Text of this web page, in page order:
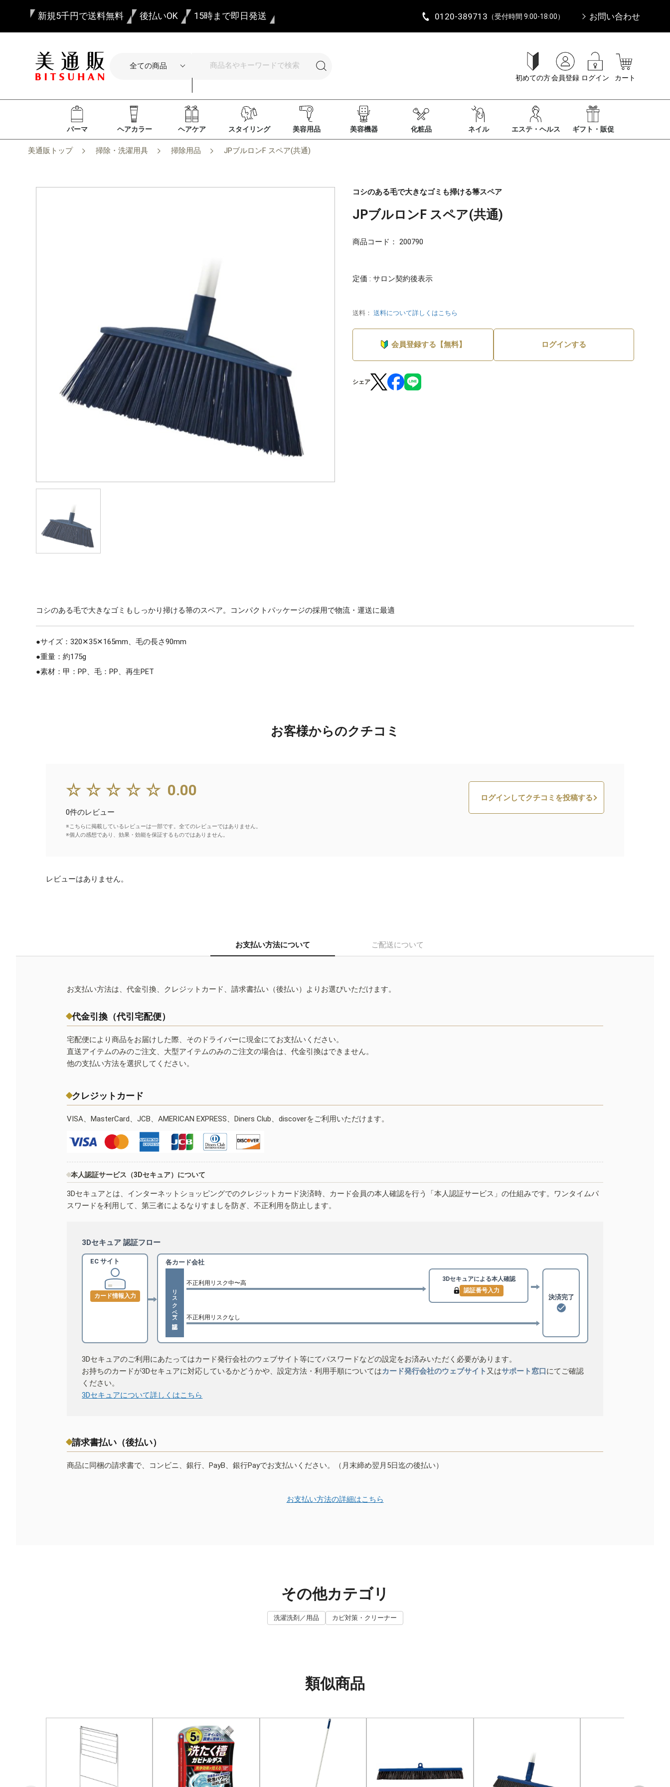
新規5千円で送料無料 後払いOK 15時まで即日発送 0120-389713 （受付時間 9:00-18:00） お問い合わせ
初めての方会員登録 ログイン カート
パーマ ヘアカラー ヘアケア スタイリング 美容用品 美容機器 化粧品 ネイル エステ・ヘルス ギフト・販促
美通販トップ 掃除・洗濯用具 掃除用品 JPブルロンF スペア(共通)
コシのある毛で大きなゴミも掃ける箒スペア
JPブルロンF スペア(共通)
商品コード： 200790
定価 : サロン契約後表示
送料： 送料について詳しくはこちら
会員登録する【無料】 ログインする
シェア
コシのある毛で大きなゴミもしっかり掃ける箒のスペア。コンパクトパッケージの採用で物流・運送に最適
●サイズ：320✕35✕165mm、毛の長さ90mm
●重量：約175g
●素材：甲：PP、毛：PP、再生PET
お客様からのクチコミ
☆☆☆☆☆ 0.00
0件のレビュー
※こちらに掲載しているレビューは一部です。全てのレビューではありません。
※個人の感想であり、効果・効能を保証するものではありません。
ログインしてクチコミを投稿する
レビューはありません。
お支払い方法について ご配送について
お支払い方法は、代金引換、クレジットカード、請求書払い（後払い）よりお選びいただけます。
代金引換（代引宅配便）
宅配便により商品をお届けした際、そのドライバーに現金にてお支払いください。
直送アイテムのみのご注文、大型アイテムのみのご注文の場合は、代金引換はできません。
他の支払い方法を選択してください。
クレジットカード
VISA、MasterCard、JCB、AMERICAN EXPRESS、Diners Club、discoverをご利用いただけます。
本人認証サービス（3Dセキュア）について
3Dセキュアとは、インターネットショッピングでのクレジットカード決済時、カード会員の本人確認を行う「本人認証サービス」の仕組みです。ワンタイムパ
スワードを利用して、第三者によるなりすましを防ぎ、不正利用を防止します。
3Dセキュア 認証フロー
EC サイト
カード情報入力
各カード会社
リスクベース認証
不正利用リスク中〜高
3Dセキュアによる本人確認
認証番号入力
不正利用リスクなし
決済完了
3Dセキュアのご利用にあたってはカード発行会社のウェブサイト等にてパスワードなどの設定をお済みいただく必要があります。
お持ちのカードが3Dセキュアに対応しているかどうかや、設定方法・利用手順についてはカード発行会社のウェブサイト 又はサポート窓口にてご確認
ください。
3Dセキュアについて詳しくはこちら
請求書払い（後払い）
商品に同梱の請求書で、コンビニ、銀行、PayB、銀行Payでお支払いください。（月末締め翌月5日迄の後払い）
お支払い方法の詳細はこちら
その他カテゴリ
洗濯洗剤／用品 カビ対策・クリーナー
類似商品